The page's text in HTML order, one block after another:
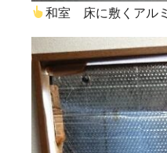
和室 床に敷くアル